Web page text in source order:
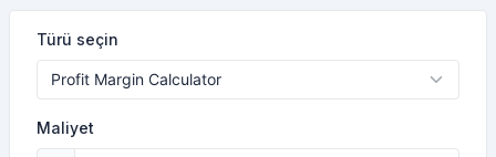
Türü seçin
Maliyet